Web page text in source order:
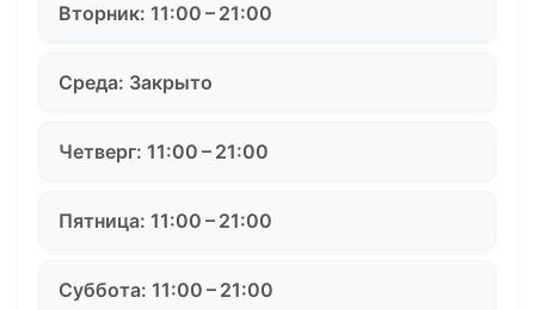
Вторник: 11:00 – 21:00
Среда: Закрыто
Четверг: 11:00 – 21:00
Пятница: 11:00 – 21:00
Суббота: 11:00 – 21:00